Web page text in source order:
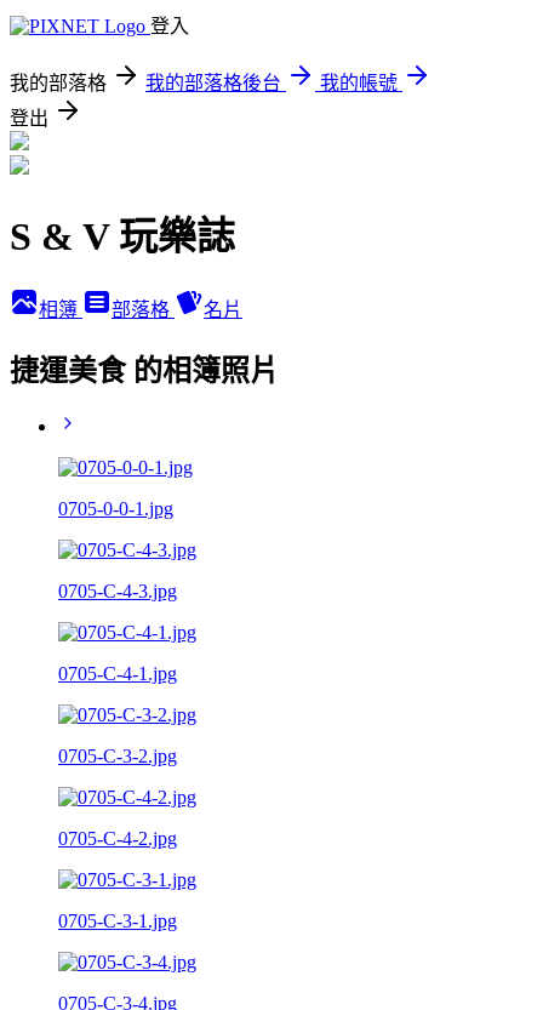
登入
我的部落格 我的部落格後台
我的帳號
登出
S & V 玩樂誌
相簿 部落格 名片
捷運美食 的相簿照片
0705-0-0-1.jpg
0705-C-4-3.jpg
0705-C-4-1.jpg
0705-C-3-2.jpg
0705-C-4-2.jpg
0705-C-3-1.jpg
0705-C-3-4.jpg